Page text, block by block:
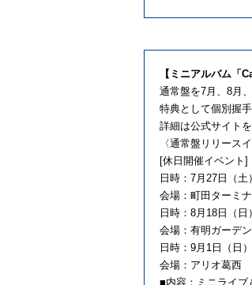
【ミニアルバム「
通常盤を7月、8月
特典として個別握
詳細は公式サイト
〈通常盤リリース
[休日開催イベント]
日時：7月27日（
会場：町田ターミ
日時：8月18日（
会場：有明ガーデ
日時：9月1日（日
会場：アリオ葛西
■内容：ミニライブ